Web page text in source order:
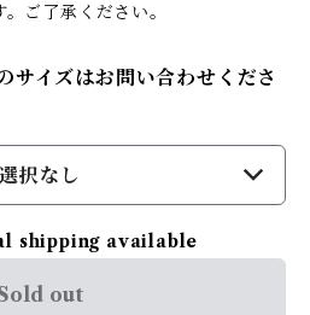
ご了承ください。
サイズはお問い合わせくださ
選択なし
shipping available
out